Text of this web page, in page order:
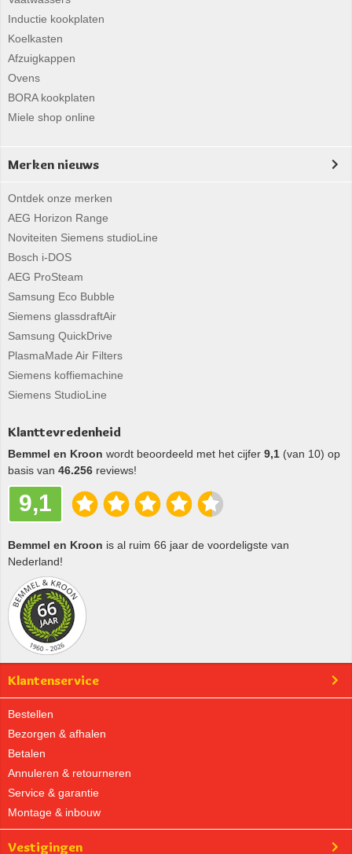
Inductie kookplaten
Koelkasten
Afzuigkappen
Ovens
BORA kookplaten
Miele shop online
Merken nieuws
Ontdek onze merken
AEG Horizon Range
Noviteiten Siemens studioLine
Bosch i-DOS
AEG ProSteam
Samsung Eco Bubble
Siemens glassdraftAir
Samsung QuickDrive
PlasmaMade Air Filters
Siemens koffiemachine
Siemens StudioLine
Klanttevredenheid
Bemmel en Kroon wordt beoordeeld met het cijfer 9,1 (van 10) op
basis van 46.256 reviews!
9,1
Bemmel en Kroon is al ruim 66 jaar de voordeligste van
Nederland!
Klantenservice
Bestellen
Bezorgen & afhalen
Betalen
Annuleren & retourneren
Service & garantie
Montage & inbouw
Vestigingen